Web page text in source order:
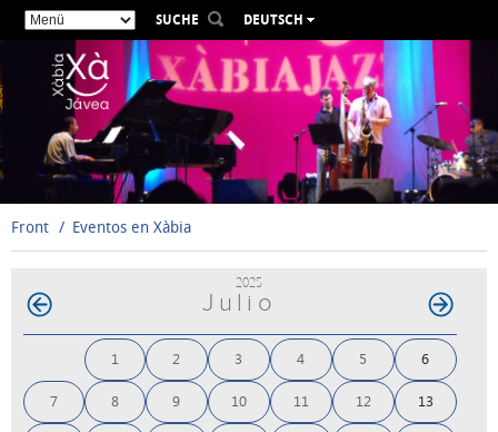
SUCHE
DEUTSCH
ESPAÑOL
VALENCIÀ
FRANÇAIS
РУССКИЙ
Front Eventos en Xàbia
2025
Julio
1 2 3 4 5 6
7 8 9 10 11 12 13